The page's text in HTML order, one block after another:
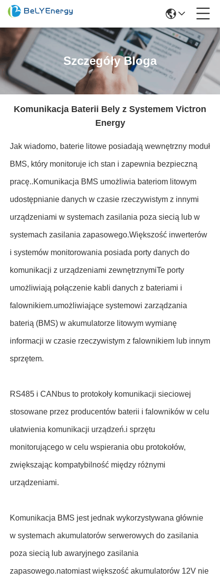
Szczegóły Bloga
Komunikacja Baterii Bely z Systemem Victron
Energy
Jak wiadomo, baterie litowe posiadają wewnętrzny moduł
BMS, który monitoruje ich stan i zapewnia bezpieczną
pracę..Komunikacja BMS umożliwia bateriom litowym
udostępnianie danych w czasie rzeczywistym z innymi
urządzeniami w systemach zasilania poza siecią lub w
systemach zasilania zapasowego.Większość inwerterów
i systemów monitorowania posiada porty danych do
komunikacji z urządzeniami zewnętrznymiTe porty
umożliwiają połączenie kabli danych z bateriami i
falownikiem.umożliwiające systemowi zarządzania
baterią (BMS) w akumulatorze litowym wymianę
informacji w czasie rzeczywistym z falownikiem lub innym
sprzętem.
RS485 i CANbus to protokoły komunikacji sieciowej
stosowane przez producentów baterii i falowników w celu
ułatwienia komunikacji urządzeń.i sprzętu
monitorującego w celu wspierania obu protokołów,
zwiększając kompatybilność między różnymi
urządzeniami.
Komunikacja BMS jest jednak wykorzystywana głównie
w systemach akumulatorów serwerowych do zasilania
poza siecią lub awaryjnego zasilania
zapasowego.natomiast większość akumulatorów 12V nie